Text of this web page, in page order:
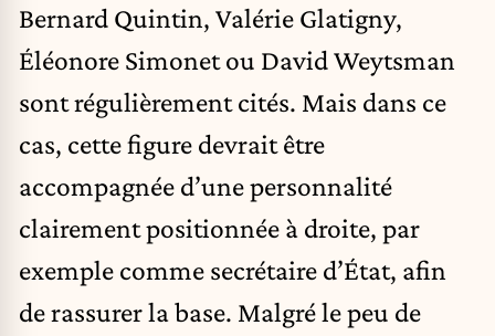
Bernard Quintin, Valérie Glatigny,
Éléonore Simonet ou David Weytsman
sont régulièrement cités. Mais dans ce
cas, cette figure devrait être
accompagnée d’une personnalité
clairement positionnée à droite, par
exemple comme secrétaire d’État, afin
de rassurer la base. Malgré le peu de